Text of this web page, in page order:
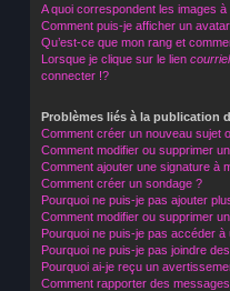
A quoi correspondent les images
Comment puis-je afficher un
Qu’est-ce que mon rang et
Lorsque je clique sur le lien courriel
connecter !?
Problèmes liés à la publication
Comment créer un nouveau sujet
Comment modifier ou supprimer
Comment ajouter une signature à
Comment créer un sondage ?
Pourquoi ne puis-je pas ajouter
Comment modifier ou supprimer
Pourquoi ne puis-je pas accéder à
Pourquoi ne puis-je pas joindre
Pourquoi ai-je reçu un
Comment rapporter des